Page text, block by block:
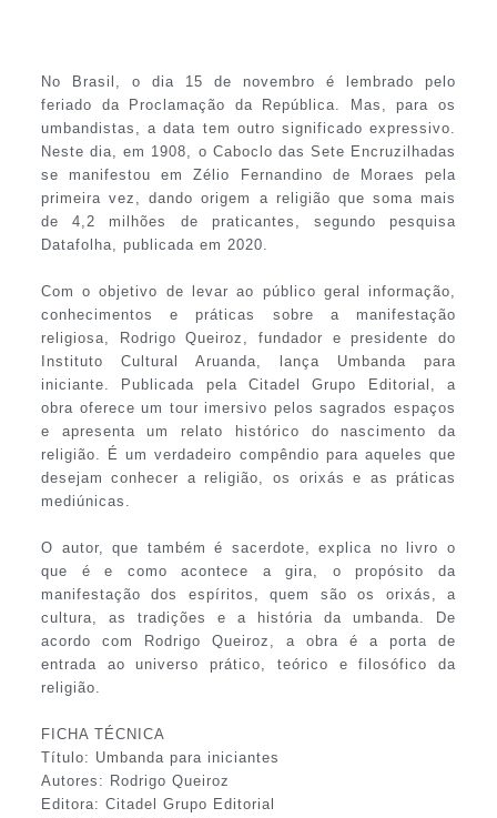
No Brasil, o dia 15 de novembro é lembrado pelo
feriado da Proclamação da República. Mas, para os
umbandistas, a data tem outro significado expressivo.
Neste dia, em 1908, o Caboclo das Sete Encruzilhadas
se manifestou em Zélio Fernandino de Moraes pela
primeira vez, dando origem a religião que soma mais
de 4,2 milhões de praticantes, segundo pesquisa
Datafolha, publicada em 2020.
Com o objetivo de levar ao público geral informação,
conhecimentos e práticas sobre a manifestação
religiosa, Rodrigo Queiroz, fundador e presidente do
Instituto Cultural Aruanda, lança Umbanda para
iniciante. Publicada pela Citadel Grupo Editorial, a
obra oferece um tour imersivo pelos sagrados espaços
e apresenta um relato histórico do nascimento da
religião. É um verdadeiro compêndio para aqueles que
desejam conhecer a religião, os orixás e as práticas
mediúnicas.
O autor, que também é sacerdote, explica no livro o
que é e como acontece a gira, o propósito da
manifestação dos espíritos, quem são os orixás, a
cultura, as tradições e a história da umbanda. De
acordo com Rodrigo Queiroz, a obra é a porta de
entrada ao universo prático, teórico e filosófico da
religião.
FICHA TÉCNICA
Título: Umbanda para iniciantes
Autores: Rodrigo Queiroz
Editora: Citadel Grupo Editorial